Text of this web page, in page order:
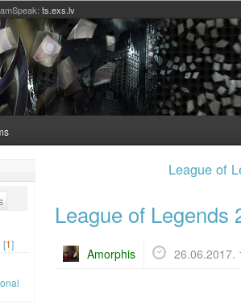
ts.exs.lv
League of
League of Legends
Amorphis 26.06.2017.
[1]